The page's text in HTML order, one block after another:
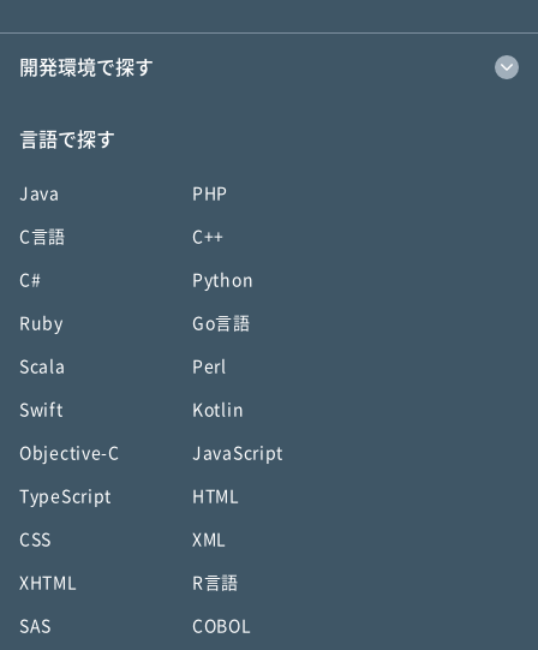
開発環境で探す
言語で探す
Java PHP
C言語 C++
C# Python
Ruby Go言語
Scala Perl
Swift Kotlin
Objective-C JavaScript
TypeScript HTML
CSS XML
XHTML R言語
SAS COBOL